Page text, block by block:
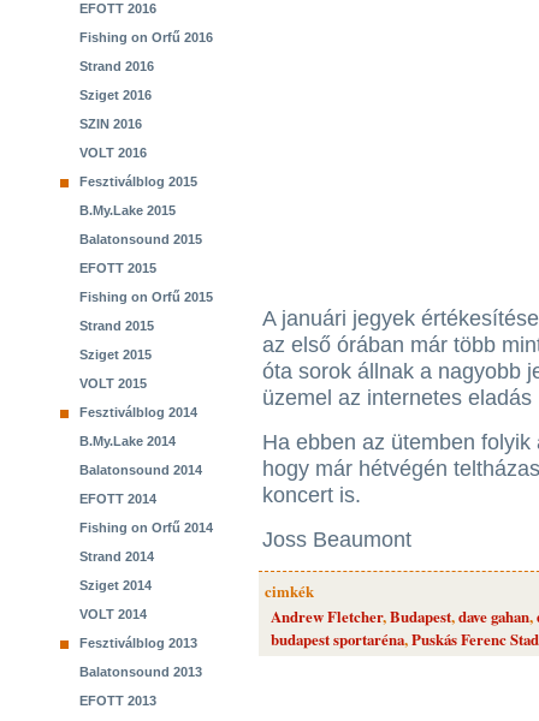
EFOTT 2016
Fishing on Orfű 2016
Strand 2016
Sziget 2016
SZIN 2016
VOLT 2016
Fesztiválblog 2015
B.My.Lake 2015
Balatonsound 2015
EFOTT 2015
Fishing on Orfű 2015
Strand 2015
Sziget 2015
VOLT 2015
Fesztiválblog 2014
B.My.Lake 2014
Balatonsound 2014
EFOTT 2014
Fishing on Orfű 2014
Strand 2014
Sziget 2014
VOLT 2014
Fesztiválblog 2013
Balatonsound 2013
EFOTT 2013
A januári jegyek
az első órában már több
óta sorok állnak a nagyobb
üzemel az internetes eladás
Ha ebben az ütemben
hogy már hétvégén
koncert is.
Joss Beaumont
cimkék
Andrew Fletcher,Budapest,dave gahan,
budapest sportaréna,Puskás Ferenc